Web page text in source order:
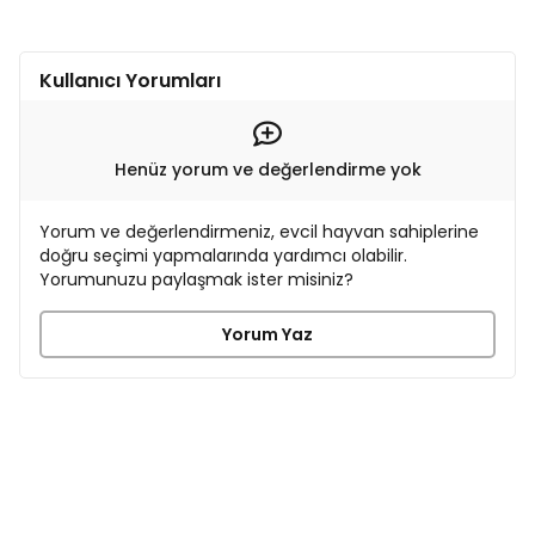
Kullanıcı Yorumları
Henüz yorum ve değerlendirme yok
Yorum ve değerlendirmeniz, evcil hayvan sahiplerine
doğru seçimi yapmalarında yardımcı olabilir.
Yorumunuzu paylaşmak ister misiniz?
Yorum Yaz